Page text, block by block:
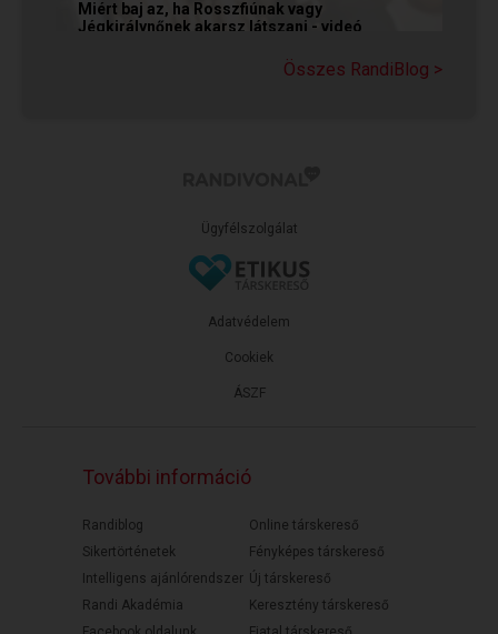
Miért baj az, ha Rosszfiúnak vagy
Jégkirálynőnek akarsz látszani - videó
társkereső Rosszfiúként vagy Jégkirálynőként
Összes RandiBlog >
Ügyfélszolgálat
ÁSZF
Adatvédelem
Cookiek
További információ
Randiblog
Sikertörténetek
Intelligens ajánlórendszer
Randi Akadémia
Online társkereső
Fényképes társkereső
Új társkereső
Keresztény társkereső